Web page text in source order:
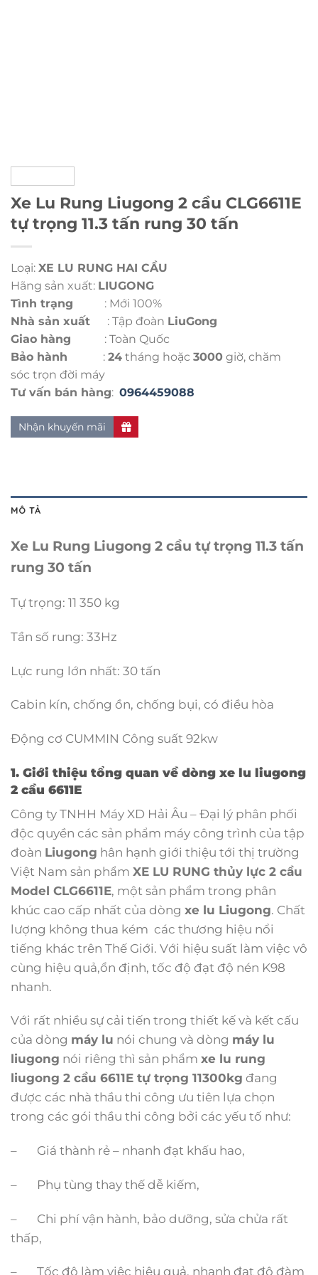
Xe Lu Rung Liugong 2 cầu CLG6611E
tự trọng 11.3 tấn rung 30 tấn
Loại: XE LU RUNG HAI CẦU
Hãng sản xuất: LIUGONG
Tình trạng : Mới 100%
Nhà sản xuất : Tập đoàn LiuGong
Giao hàng
: Toàn Quốc
Bảo hành
: 24 tháng hoặc 3000 giờ, chăm
sóc trọn đời máy
Tư vấn bán hàng: 0964459088
Nhận khuyến mãi
MÔ TẢ
Xe Lu Rung Liugong 2 cầu tự trọng 11.3 tấn
rung 30 tấn
Tự trọng: 11 350 kg
Tần số rung: 33Hz
Lực rung lớn nhất: 30 tấn
Cabin kín, chống ồn, chống bụi, có điều hòa
Động cơ CUMMIN Công suất 92kw
1. Giới thiệu tổng quan về dòng xe lu liugong
2 cầu 6611E
Công ty TNHH Máy XD Hải Âu – Đại lý phân phối
độc quyền các sản phẩm máy công trình của tập
đoàn Liugong hân hạnh giới thiệu tới thị trường
Việt Nam sản phẩm XE LU RUNG thủy lực 2 cầu
Model CLG6611E, một sản phẩm trong phân
khúc cao cấp nhất của dòng xe lu Liugong. Chất
lượng không thua kém các thương hiệu nổi
tiếng khác trên Thế Giới. Với hiệu suất làm việc vô
cùng hiệu quả,ổn định, tốc độ đạt độ nén K98
nhanh.
Với rất nhiều sự cải tiến trong thiết kế và kết cấu
của dòng máy lu nói chung và dòng máy lu
liugong nói riêng thì sản phẩm xe lu rung
liugong 2 cầu 6611E tự trọng 11300kg đang
được các nhà thầu thi công ưu tiên lựa chọn
trong các gói thầu thi công bởi các yếu tố như:
– Giá thành rẻ – nhanh đạt khấu hao,
– Phụ tùng thay thế dễ kiếm,
– Chi phí vận hành, bảo dưỡng, sửa chửa rất
thấp,
– Tốc độ làm việc hiệu quả, nhanh đạt độ đàm